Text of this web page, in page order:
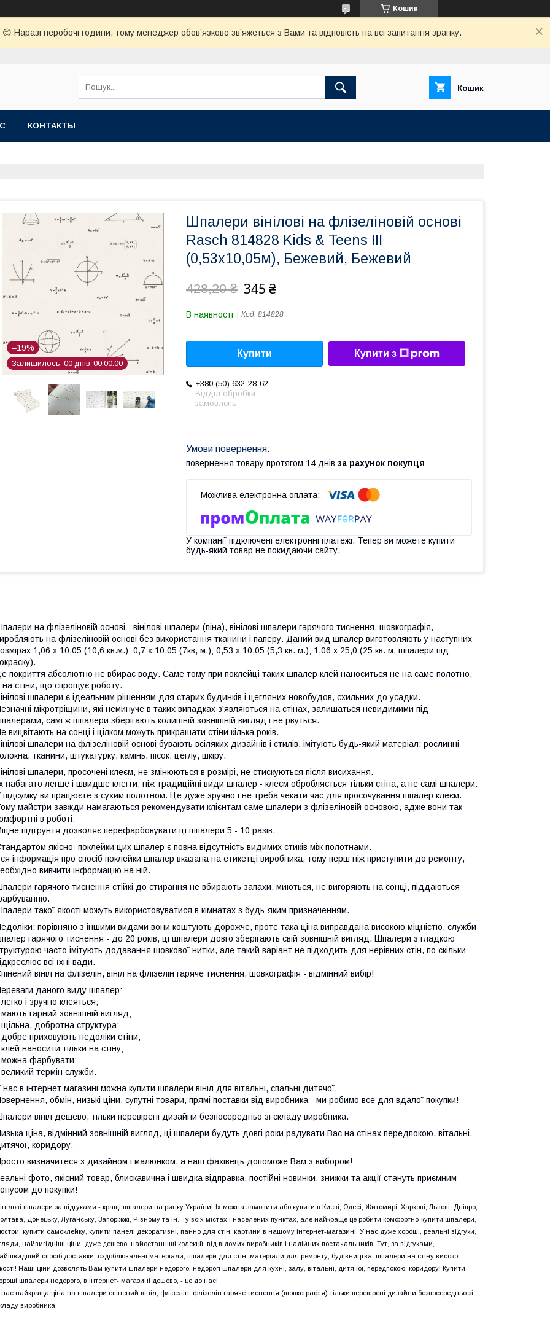
Кошик
Наразі неробочі години, тому менеджер обов’язково зв’яжеться з Вами та відповість на всі запитання зранку.
Кошик
КОНТАКТЫ
–19%
Залишилось 00 днів 00 00 00
Шпалери вінілові на флізеліновій основі
Rasch 814828 Kids & Teens III
(0,53х10,05м), Бежевий, Бежевий
428,20 ₴ 345 ₴
В наявності Код: 814828
Купити Купити з
+380 (50) 632-28-62
Відділ обробки
замовлень
повернення товару протягом 14 днів за рахунок покупця
У компанії підключені електронні платежі. Тепер ви можете купити
будь-який товар не покидаючи сайту.
на флізеліновій основі - вінілові шпалери (піна), вінілові шпалери гарячого тиснення, шовкографія,
на флізеліновій основі без використання тканини і паперу. Даний вид шпалер виготовляють у наступних
1,06 х 10,05 (10,6 кв.м.); 0,7 х 10,05 (7кв, м.); 0,53 х 10,05 (5,3 кв. м.); 1,06 х 25,0 (25 кв. м. шпалери під
покриття абсолютно не вбирає воду. Саме тому при поклейці таких шпалер клей наноситься не на саме полотно,
на стіни, що спрощує роботу.
шпалери є ідеальним рішенням для старих будинків і цегляних новобудов, схильних до усадки.
мікротріщини, які неминуче в таких випадках з'являються на стінах, залишаться невидимими під
самі ж шпалери зберігають колишній зовнішній вигляд і не рвуться.
вицвітають на сонці і цілком можуть прикрашати стіни кілька років.
шпалери на флізеліновій основі бувають всіляких дизайнів і стилів, імітують будь-який матеріал: рослинні
тканини, штукатурку, камінь, пісок, цеглу, шкіру.
шпалери, просочені клеєм, не змінюються в розмірі, не стискуються після висихання.
набагато легше і швидше клеїти, ніж традиційні види шпалер - клеєм обробляється тільки стіна, а не самі шпалери.
підсумку ви працюєте з сухим полотном. Це дуже зручно і не треба чекати час для просочування шпалер клеєм.
майстри завжди намагаються рекомендувати клієнтам саме шпалери з флізеліновій основою, адже вони так
в роботі.
підгрунтя дозволяє перефарбовувати ці шпалери 5 - 10 разів.
якісної поклейки цих шпалер є повна відсутність видимих стиків між полотнами.
інформація про спосіб поклейки шпалер вказана на етикетці виробника, тому перш ніж приступити до ремонту,
вивчити інформацію на ній.
гарячого тиснення стійкі до стирання не вбирають запахи, миються, не вигоряють на сонці, піддаються
такої якості можуть використовуватися в кімнатах з будь-яким призначенням.
порівняно з іншими видами вони коштують дорожче, проте така ціна виправдана високою міцністю, служби
гарячого тиснення - до 20 років, ці шпалери довго зберігають свій зовнішній вигляд. Шпалери з гладкою
часто імітують додавання шовкової нитки, але такий варіант не підходить для нерівних стін, по скільки
всі їхні вади.
вініл на флізелін, вініл на флізелін гаряче тиснення, шовкографія - відмінний вибір!
даного виду шпалер:
легко і зручно клеяться;
мають гарний зовнішній вигляд;
щільна, добротна структура;
добре приховують недоліки стіни;
клей наносити тільки на стіну;
можна фарбувати;
великий термін служби.
нас в інтернет магазині можна купити шпалери вініл для вітальні, спальні дитячої.
обмін, низькі ціни, супутні товари, прямі поставки від виробника - ми робимо все для вдалої покупки!
вініл дешево, тільки перевірені дизайни безпосередньо зі складу виробника.
ціна, відмінний зовнішній вигляд, ці шпалери будуть довгі роки радувати Вас на стінах передпокою, вітальні,
коридору.
визначитеся з дизайном і малюнком, а наш фахівець допоможе Вам з вибором!
фото, якісний товар, блискавична і швидка відправка, постійні новинки, знижки та акції стануть приємним
до покупки!
шпалери за відгуками - кращі шпалери на ринку України! Їх можна замовити або купити в Києві, Одесі, Житомирі, Харкові, Львові, Дніпро,
Донецьку, Луганську, Запоріжжі, Рівному та ін. - у всіх містах і населених пунктах, але найкраще це робити комфортно-купити шпалери,
купити самоклейку, купити панелі декоративні, панно для стін, картини в нашому інтернет-магазині. У нас дуже хороші, реальні відгуки,
найвигідніші ціни, дуже дешево, найостанніші колекції, від відомих виробників і надійних постачальників. Тут, за відгуками,
спосіб доставки, оздоблювальні матеріали, шпалери для стін, матеріали для ремонту, будівництва, шпалери на стіну високої
Наші ціни дозволять Вам купити шпалери недорого, недорогі шпалери для кухні, залу, вітальні, дитячої, передпокою, коридору! Купити
шпалери недорого, в інтернет- магазині дешево, - це до нас!
найкраща ціна на шпалери спінений вініл, флізелін, флізелін гаряче тиснення (шовкографія) тільки перевірені дизайни безпосередньо зі
виробника.